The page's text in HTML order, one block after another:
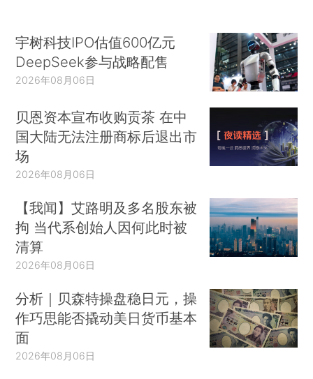
宇树科技IPO估值600亿元
DeepSeek参与战略配售
2026年08月06日
贝恩资本宣布收购贡茶 在中
国大陆无法注册商标后退出市
场
2026年08月06日
【我闻】艾路明及多名股东被
拘 当代系创始人因何此时被
清算
2026年08月06日
分析｜贝森特操盘稳日元，操
作巧思能否撬动美日货币基本
面
2026年08月06日